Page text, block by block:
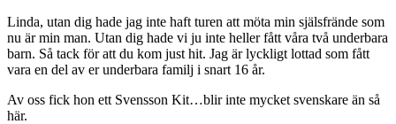
Linda, utan dig hade jag inte haft turen att möta min själsfrände som
nu är min man. Utan dig hade vi ju inte heller fått våra två underbara
barn. Så tack för att du kom just hit. Jag är lyckligt lottad som fått
vara en del av er underbara familj i snart 16 år.
Av oss fick hon ett Svensson Kit…blir inte mycket svenskare än så
här.